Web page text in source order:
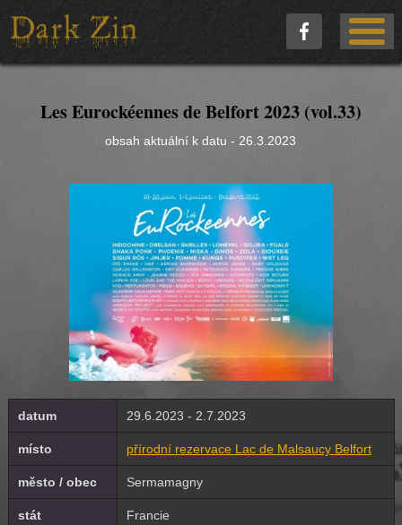
Les Eurockéennes de Belfort 2023 (vol.33)
obsah aktuální k datu - 26.3.2023
datum 29.6.2023 - 2.7.2023
místo přírodní rezervace Lac de Malsaucy Belfort
město / obec Sermamagny
stát Francie